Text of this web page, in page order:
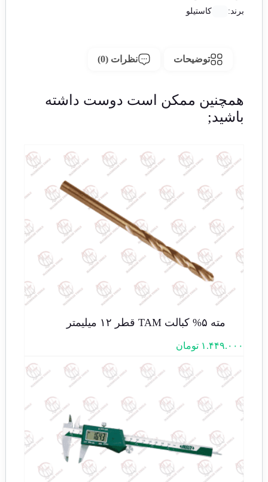
برند: کاستیلو
توضیحات نظرات (0)
همچنین ممکن است دوست داشته
باشید;
مته ۵% کبالت TAM قطر ۱۲ میلیمتر
۱.۴۴۹.۰۰۰ تومان